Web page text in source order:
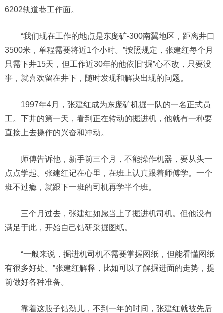
6202轨道巷工作面。
“我们现在工作的地点是东庞矿-300南翼地区，距离井口
3500米，单程需要将近1个小时。”按照规定，张建红每个月
只需下井15天，但工作近30年的他依旧“掘”心不改，只要没
事，就喜欢留在井下，随时发现和解决出现的问题。
1997年4月，张建红成为东庞矿机掘一队的一名正式员
工。下井的第一天，看到正在转动的掘进机，他就有一种要
直接上去操作的兴奋和冲动。
师傅告诉他，新手前三个月，不能操作机器，要从头一
点点学起。张建红记在心里，在班上认真跟着师傅学。一个
班不过瘾，就跟下一班的司机再学半个班。
三个月过去，张建红如愿当上了掘进机司机。但他没有
满足于此，开始自己钻研采掘图纸。
“一般来说，掘进机司机不需要掌握图纸，但能看懂图纸
有很多好处。”张建红解释，比如可以了解掘进面的走势，提
前做好各种准备。
靠着这股子钻劲儿，不到一年的时间，张建红就被先后